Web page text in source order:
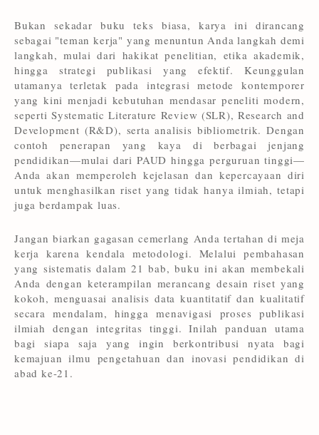
Bukan sekadar buku teks biasa, karya ini dirancang
sebagai "teman kerja" yang menuntun Anda langkah demi
langkah, mulai dari hakikat penelitian, etika akademik,
hingga strategi publikasi yang efektif. Keunggulan
utamanya terletak pada integrasi metode kontemporer
yang kini menjadi kebutuhan mendasar peneliti modern,
seperti Systematic Literature Review (SLR), Research and
Development (R&D), serta analisis bibliometrik. Dengan
contoh penerapan yang kaya di berbagai jenjang
pendidikan—mulai dari PAUD hingga perguruan tinggi—
Anda akan memperoleh kejelasan dan kepercayaan diri
untuk menghasilkan riset yang tidak hanya ilmiah, tetapi
juga berdampak luas.
Jangan biarkan gagasan cemerlang Anda tertahan di meja
kerja karena kendala metodologi. Melalui pembahasan
yang sistematis dalam 21 bab, buku ini akan membekali
Anda dengan keterampilan merancang desain riset yang
kokoh, menguasai analisis data kuantitatif dan kualitatif
secara mendalam, hingga menavigasi proses publikasi
ilmiah dengan integritas tinggi. Inilah panduan utama
bagi siapa saja yang ingin berkontribusi nyata bagi
kemajuan ilmu pengetahuan dan inovasi pendidikan di
abad ke-21.